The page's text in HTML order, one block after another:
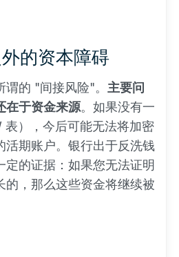
的资本障碍
的 "间接风险"。 主要问
在于资金来源。如果没有一
表），今后可能无法将加密
活期账户。银行出于反洗钱
定的证据：如果您无法证明
的，那么这些资金将继续被